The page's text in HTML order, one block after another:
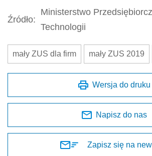
Źródło:
Ministerstwo
Technologii
mały ZUS dla firm mały ZUS 2019
Wersja do druku
Napisz do nas
Zapisz się na